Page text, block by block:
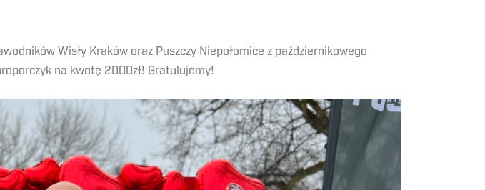
Wisły Kraków oraz Puszczy Niepołomice z październikowego
na kwotę 2000zł! Gratulujemy!